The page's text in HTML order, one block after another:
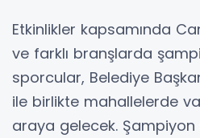
Etkinlikler kapsamında
ve farklı branşlarda
sporcular, Belediye
ile birlikte mahallelerde
araya gelecek. Şampiyon